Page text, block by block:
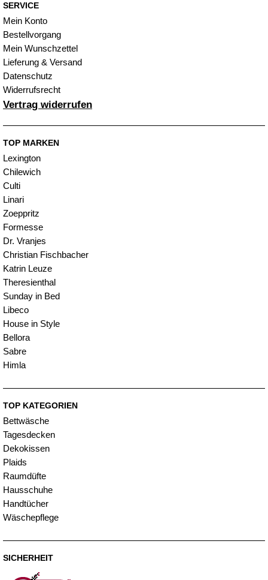
SERVICE
Mein Konto
Bestellvorgang
Mein Wunschzettel
Lieferung & Versand
Datenschutz
Widerrufsrecht
Vertrag widerrufen
TOP MARKEN
Lexington
Chilewich
Culti
Linari
Zoeppritz
Formesse
Dr. Vranjes
Christian Fischbacher
Katrin Leuze
Theresienthal
Sunday in Bed
Libeco
House in Style
Bellora
Sabre
Himla
TOP KATEGORIEN
Bettwäsche
Tagesdecken
Dekokissen
Plaids
Raumdüfte
Hausschuhe
Handtücher
Wäschepflege
SICHERHEIT